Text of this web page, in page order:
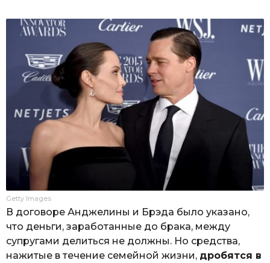
Getty Images
В договоре Анджелины и Брэда было указано,
что деньги, заработанные до брака, между
супругами делиться не должны. Но средства,
нажитые в течение семейной жизни, дробятся в